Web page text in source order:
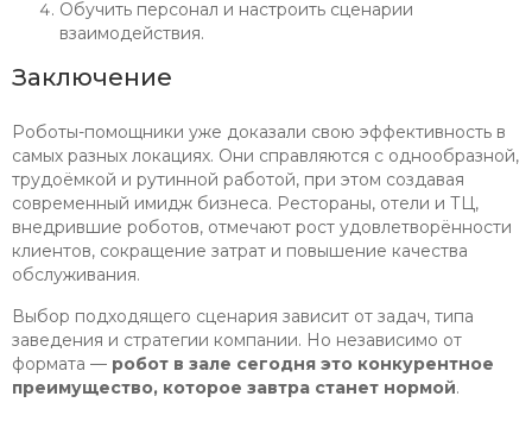
Обучить персонал и настроить сценарии
взаимодействия.
Заключение
Роботы-помощники уже доказали свою эффективность в
самых разных локациях. Они справляются с однообразной,
трудоёмкой и рутинной работой, при этом создавая
современный имидж бизнеса. Рестораны, отели и ТЦ,
внедрившие роботов, отмечают рост удовлетворённости
клиентов, сокращение затрат и повышение качества
обслуживания.
Выбор подходящего сценария зависит от задач, типа
заведения и стратегии компании. Но независимо от
формата — робот в зале сегодня это конкурентное
преимущество, которое завтра станет нормой.